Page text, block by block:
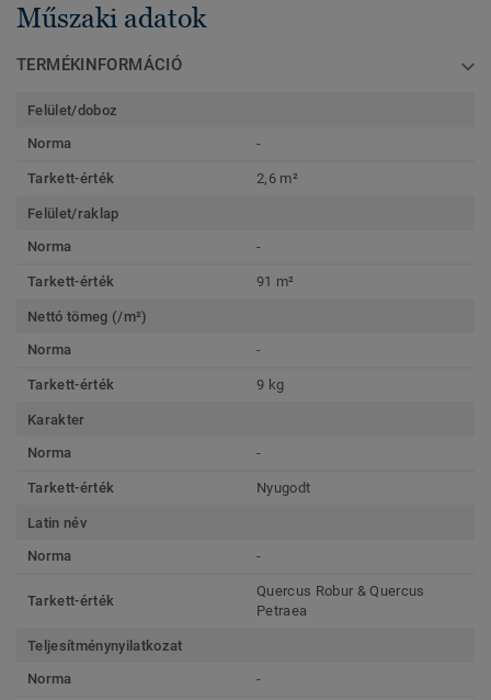
Műszaki adatok
TERMÉKINFORMÁCIÓ
Felület/doboz
Norma
-
Tarkett-érték 2,6 m²
Felület/raklap
Norma
-
Tarkett-érték 91 m²
Nettó tömeg (/m²)
Norma
-
Tarkett-érték 9 kg
Karakter
Norma
-
Tarkett-érték Nyugodt
Latin név
Norma
-
Tarkett-érték
Quercus Robur & Quercus
Petraea
Teljesítménynyilatkozat
Norma
-